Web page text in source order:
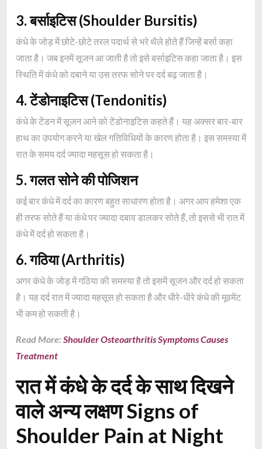
3. बर्साइटिस (Shoulder Bursitis)
कंधे के जोड़ में छोटे-छोटे तरल पदार्थ से भरे थैले होते हैं जिन्हें बर्सा कहा
जाता है। जब इनमें सूजन आ जाती है तो इसे बर्साइटिस कहा जाता है। इस
स्थिति में कंधे को दबाने या उस तरफ सोने पर दर्द बढ़ जाता है।
4. टेंडोनाइटिस (Tendonitis)
कंधे के टेंडन में सूजन आने को टेंडोनाइटिस कहते हैं। यह अक्सर बार-बार
हाथ का उपयोग करने या खेल गतिविधियों के कारण होता है। इस समस्या में
रात के समय दर्द ज्यादा महसूस हो सकता है।
5. गलत सोने की पोजिशन
कई बार कंधे में दर्द का कारण बहुत साधारण होता है। अगर आप हमेशा एक
ही तरफ सोते हैं या कंधे पर ज्यादा दबाव डालकर सोते हैं, तो इससे भी रात में
कंधे में दर्द हो सकता है।
6. गठिया (Arthritis)
अगर कंधे के जोड़ में गठिया की समस्या है तो इसमें सूजन और दर्द हो सकता
है। यह दर्द रात में ज्यादा महसूस हो सकता है और धीरे-धीरे कंधे की मूवमेंट
भी कम हो सकती है।
Read More:Shoulder Osteoarthritis Symptoms Causes
Treatment
रात में कंधे के दर्द के साथ दिखने
वाले अन्य लक्षण Signs of
Shoulder Pain at Night